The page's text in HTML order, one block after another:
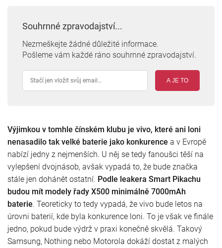
Souhrnné zpravodajství...
Nezmeškejte žádné důležité informace.
Pošleme vám každé ráno souhrnné zpravodajství.
A JE TO
Výjimkou v tomhle čínském klubu je vivo, které ani loni
nenasadilo tak velké baterie jako konkurence a v Evropě
nabízí jedny z nejmenších. U něj se tedy fanoušci těší na
vylepšení dvojnásob, avšak vypadá to, že bude značka
stále jen dohánět ostatní. Podle leakera Smart Pikachu
budou mít modely řady X500 minimálně 7000mAh
baterie. Teoreticky to tedy vypadá, že vivo bude letos na
úrovni baterií, kde byla konkurence loni. To je však ve finále
jedno, pokud bude výdrž v praxi konečně skvělá. Takový
Samsung, Nothing nebo Motorola dokáží dostat z malých